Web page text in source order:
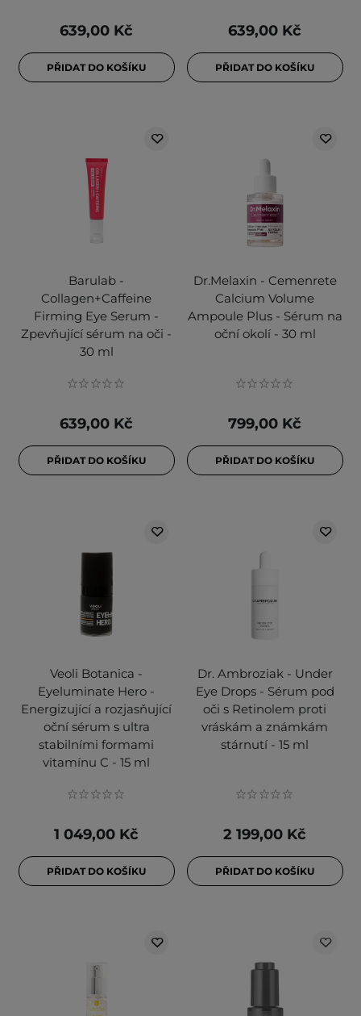
639,00 Kč
PŘIDAT DO KOŠÍKU
639,00 Kč
PŘIDAT DO KOŠÍKU
Barulab -
Collagen+Caffeine
Firming Eye Serum -
Zpevňující sérum na oči -
30 ml
639,00 Kč
PŘIDAT DO KOŠÍKU
Dr.Melaxin - Cemenrete
Calcium Volume
Ampoule Plus - Sérum na
oční okolí - 30 ml
799,00 Kč
PŘIDAT DO KOŠÍKU
Veoli Botanica -
Eyeluminate Hero -
Energizující a rozjasňující
oční sérum s ultra
stabilními formami
vitamínu C - 15 ml
1 049,00 Kč
PŘIDAT DO KOŠÍKU
Dr. Ambroziak - Under
Eye Drops - Sérum pod
oči s Retinolem proti
vráskám a známkám
stárnutí - 15 ml
2 199,00 Kč
PŘIDAT DO KOŠÍKU